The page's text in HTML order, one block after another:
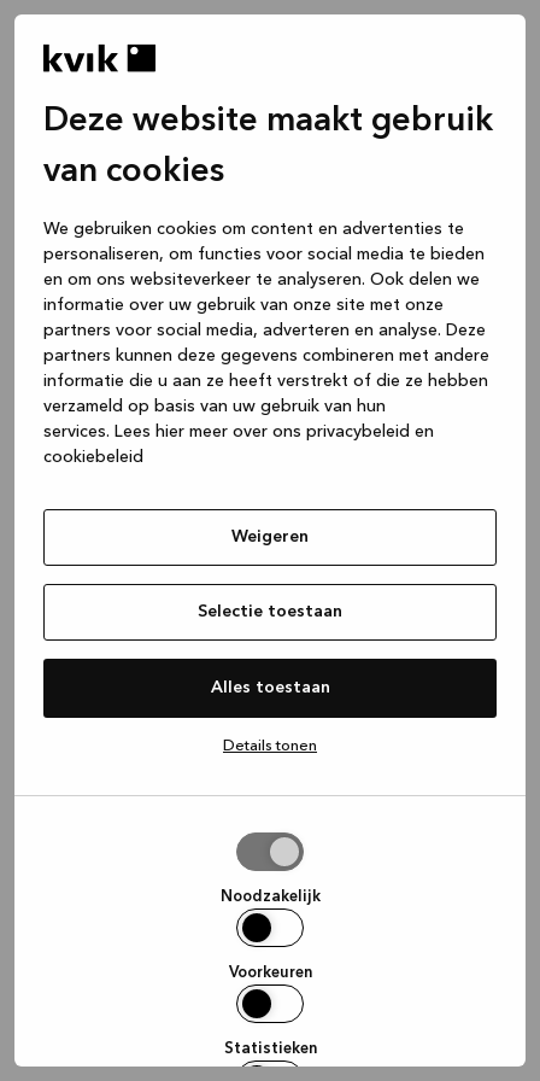
Deze website maakt gebruik
van cookies
We gebruiken cookies om content en advertenties te
personaliseren, om functies voor social media te bieden
en om ons websiteverkeer te analyseren. Ook delen we
informatie over uw gebruik van onze site met onze
partners voor social media, adverteren en analyse. Deze
partners kunnen deze gegevens combineren met andere
informatie die u aan ze heeft verstrekt of die ze hebben
verzameld op basis van uw gebruik van hun
services. Lees hier meer over ons privacybeleid en
cookiebeleid
Weigeren
Selectie toestaan
Alles toestaan
Details tonen
Noodzakelijk
Voorkeuren
Statistieken
(see the browser console for more
information).